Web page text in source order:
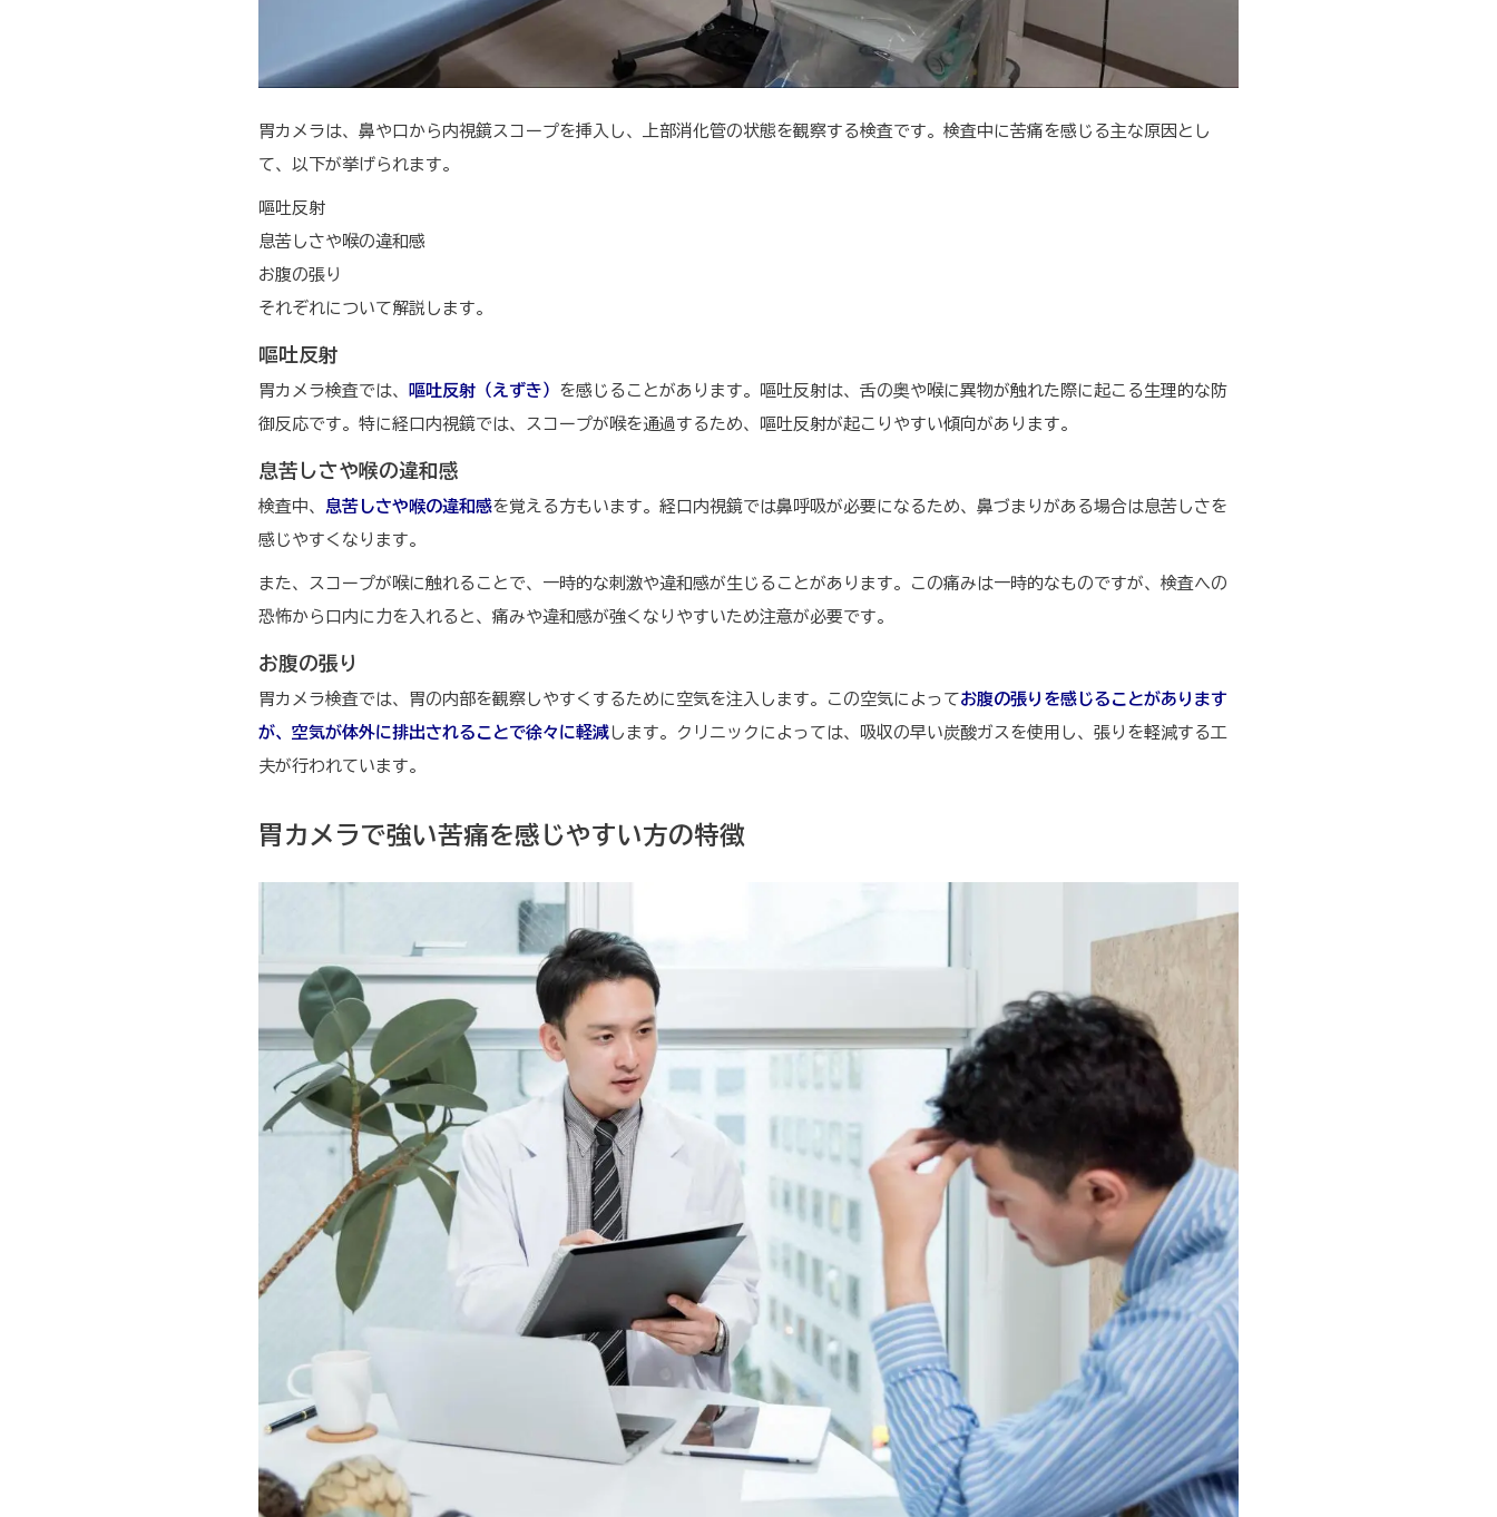
胃カメラは、鼻や口から内視鏡スコープを挿入し、上部消化管の状態を観察する検査です。検査中に苦痛を感じる主な原因とし
て、以下が挙げられます。
嘔吐反射
息苦しさや喉の違和感
お腹の張り
それぞれについて解説します。
嘔吐反射
胃カメラ検査では、 嘔吐反射（えずき） を感じることがあります。嘔吐反射は、舌の奥や喉に異物が触れた際に起こる生理的な防
御反応です。特に経口内視鏡では、スコープが喉を通過するため、嘔吐反射が起こりやすい傾向があります。
息苦しさや喉の違和感
検査中、 息苦しさや喉の違和感を覚える方もいます。経口内視鏡では鼻呼吸が必要になるため、鼻づまりがある場合は息苦しさを
感じやすくなります。
また、スコープが喉に触れることで、一時的な刺激や違和感が生じることがあります。この痛みは一時的なものですが、検査への
恐怖から口内に力を入れると、痛みや違和感が強くなりやすいため注意が必要です。
お腹の張り
胃カメラ検査では、胃の内部を観察しやすくするために空気を注入します。この空気によってお腹の張りを感じることがあります
が、空気が体外に排出されることで徐々に軽減 します。クリニックによっては、吸収の早い炭酸ガスを使用し、張りを軽減する工
夫が行われています。
胃カメラで強い苦痛を感じやすい方の特徴